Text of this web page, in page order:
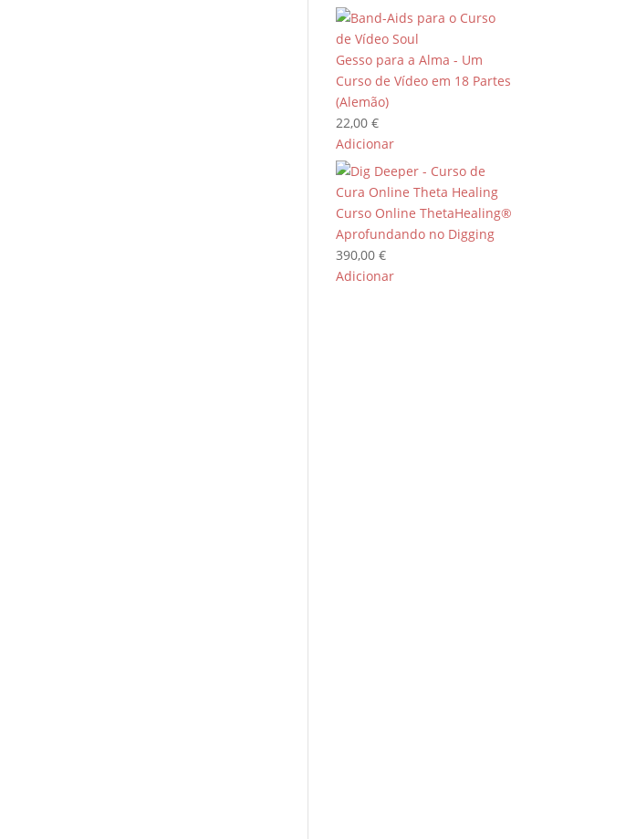
Gesso para a Alma - Um
Curso de Vídeo em 18 Partes
(Alemão)
22,00€
Adicionar
Curso Online ThetaHealing®
Aprofundando no Digging
390,00€
Adicionar